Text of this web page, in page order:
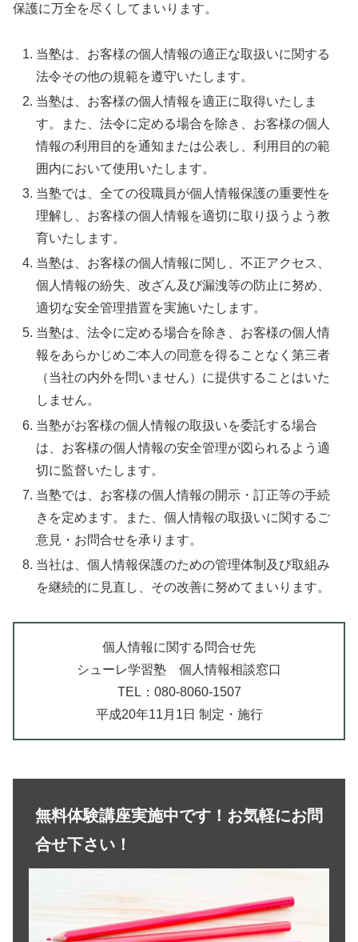
保護に万全を尽くしてまいります。
当塾は、お客様の個人情報の適正な取扱いに関する
法令その他の規範を遵守いたします。
当塾は、お客様の個人情報を適正に取得いたしま
す。また、法令に定める場合を除き、お客様の個人
情報の利用目的を通知または公表し、利用目的の範
囲内において使用いたします。
当塾では、全ての役職員が個人情報保護の重要性を
理解し、お客様の個人情報を適切に取り扱うよう教
育いたします。
当塾は、お客様の個人情報に関し、不正アクセス、
個人情報の紛失、改ざん及び漏洩等の防止に努め、
適切な安全管理措置を実施いたします。
当塾は、法令に定める場合を除き、お客様の個人情
報をあらかじめご本人の同意を得ることなく第三者
（当社の内外を問いません）に提供することはいた
しません。
当塾がお客様の個人情報の取扱いを委託する場合
は、お客様の個人情報の安全管理が図られるよう適
切に監督いたします。
当塾では、お客様の個人情報の開示・訂正等の手続
きを定めます。また、個人情報の取扱いに関するご
意見・お問合せを承ります。
当社は、個人情報保護のための管理体制及び取組み
を継続的に見直し、その改善に努めてまいります。
個人情報に関する問合せ先
シューレ学習塾 個人情報相談窓口
TEL：080-8060-1507
平成20年11月1日 制定・施行
無料体験講座実施中です！お気軽にお問
合せ下さい！